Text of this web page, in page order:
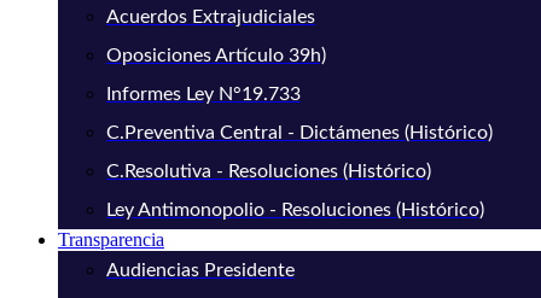
Acuerdos Extrajudiciales
Oposiciones Artículo 39h)
Informes Ley N°19.733
C.Preventiva Central - Dictámenes (Histórico)
C.Resolutiva - Resoluciones (Histórico)
Ley Antimonopolio - Resoluciones (Histórico)
Transparencia
Audiencias Presidente